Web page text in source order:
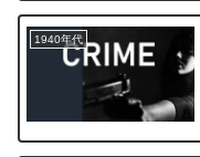
1940年代